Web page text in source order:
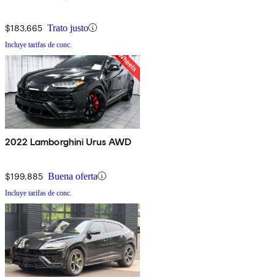
$183,665 Trato justo
Incluye tarifas de conc.
2022 Lamborghini Urus AWD
$199,885 Buena oferta
Incluye tarifas de conc.